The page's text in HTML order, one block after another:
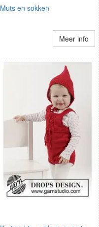
Muts en sokken
Meer info